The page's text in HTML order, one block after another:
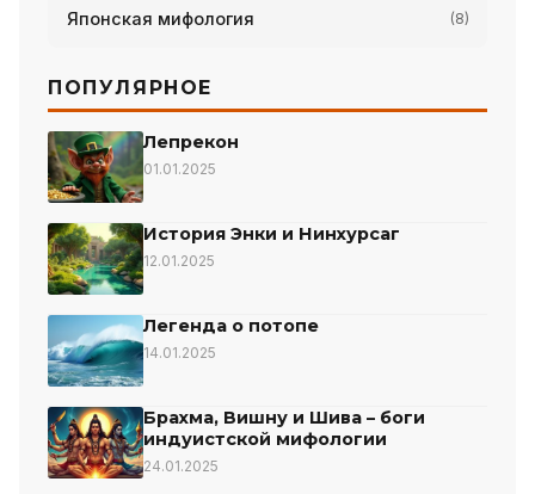
Японская мифология (8)
ПОПУЛЯРНОЕ
Лепрекон
01.01.2025
История Энки и Нинхурсаг
12.01.2025
Легенда о потопе
14.01.2025
Брахма, Вишну и Шива – боги
индуистской мифологии
24.01.2025